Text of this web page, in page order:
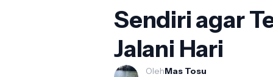
Sendiri agar
Jalani Hari
OlehMas Tosu